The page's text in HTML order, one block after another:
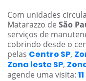
Com unidades
Matarazzo de São
serviços de
cobrindo desde o
pelas Centro SP,
Zona leste SP,
agende uma visita: